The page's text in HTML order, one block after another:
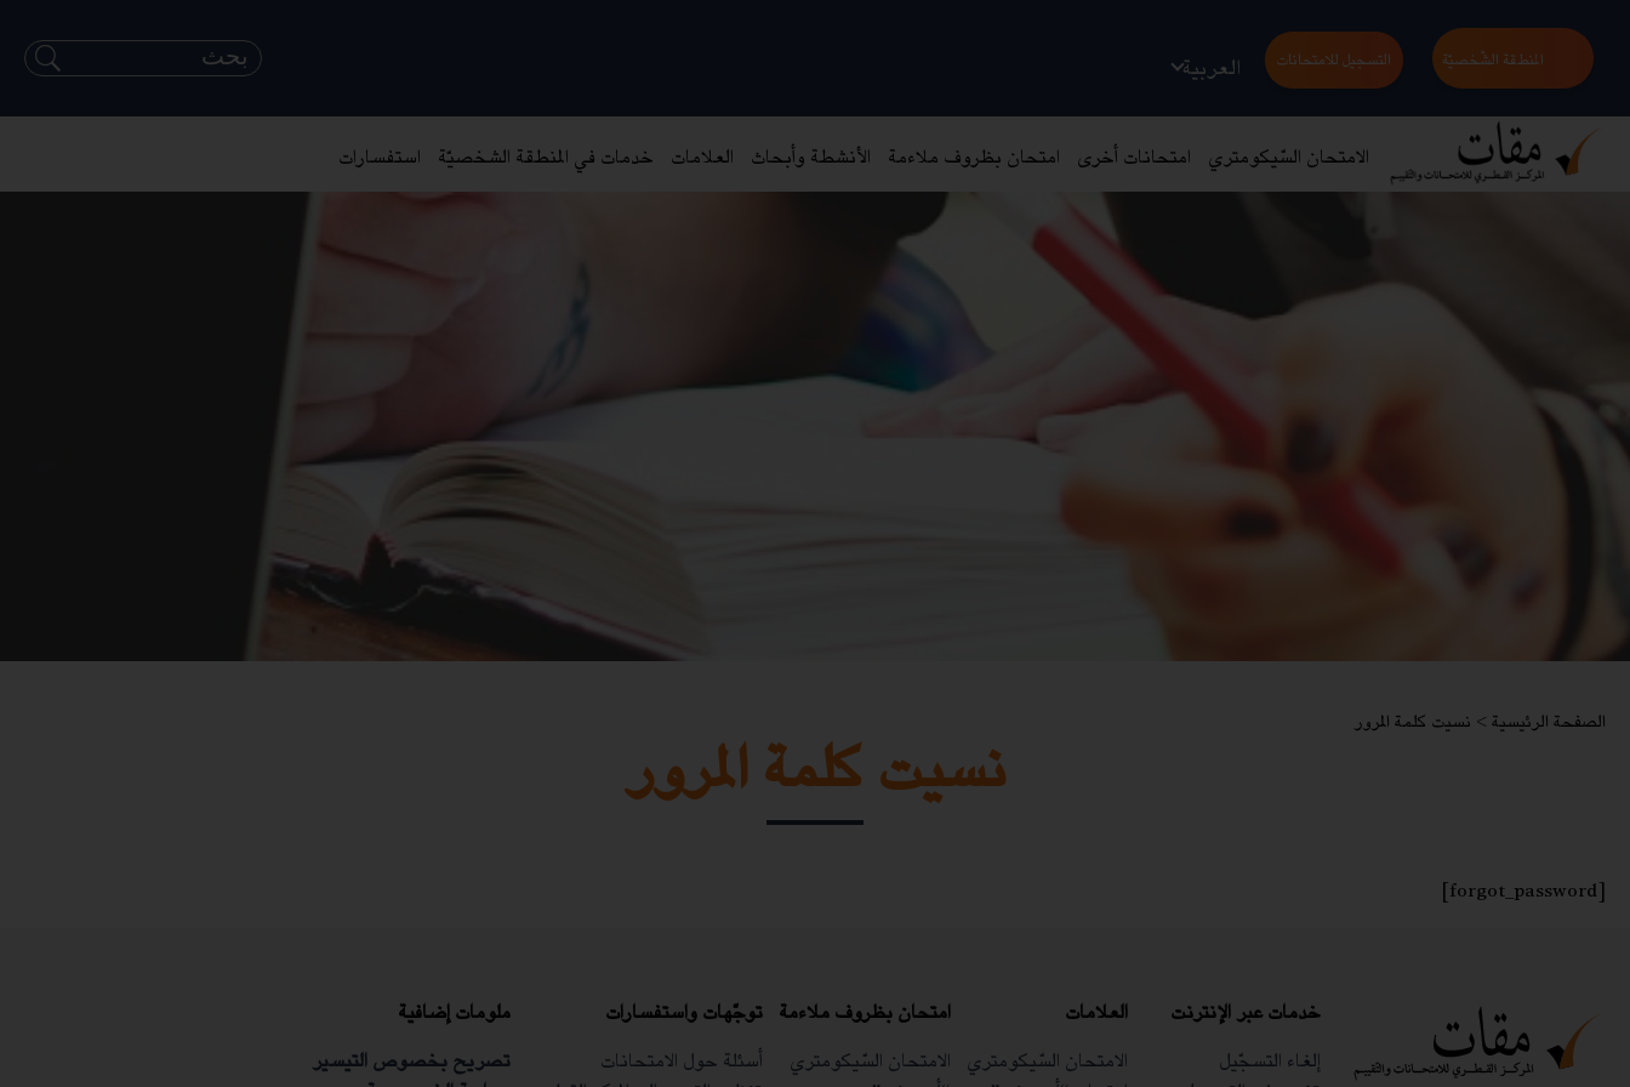
المنطقة الشّخصيّة التسجيل للامتحانات العربية
الامتحان السّيكومتري امتحانات أخرى امتحان بظروف ملاءمة الأنشطة وأبحاث العلامات خدمات في المنطقة الشخصيّة استفسارات
الصفحة الرئيسية> نسيت كلمة المرور نسيت كلمة المرور
[forgot_password]
خدمات عبر الإنترنت
إلغاء التسجّيل
العلامات
الامتحان السّيكومتري
امتحان بظروف ملاءمة
الامتحان السّيكومتري
توجّهات واستفسارات
أسئلة حول الامتحانات
ملومات إضافية
تصريح بخصوص التيسير